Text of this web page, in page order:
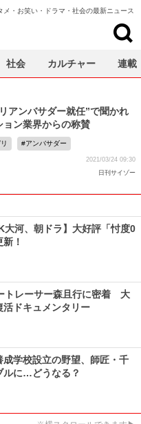
メ・お笑い・ドラマ・社会の最新ニュース
アンバサダー就任”で聞かれ
ョン業界からの称賛
アンバサダー
2021/03/24 09:30
日刊サイゾー
大河、朝ドラ】大好評「忖度0
！
トレーサー森且行に密着 大
活ドキュメンタリー
成学校設立の野望、師匠・千
ルに…どうなる？
社会 カルチャー 連載